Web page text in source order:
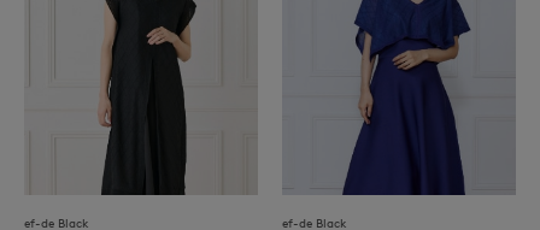
ef-de Black
ef-de Black